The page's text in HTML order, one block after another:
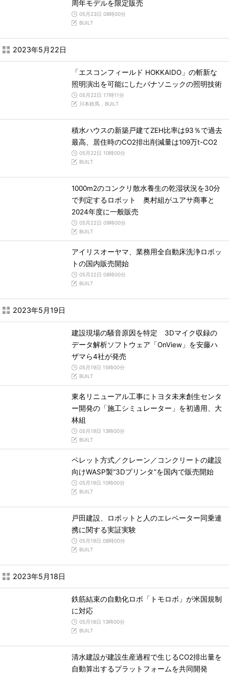
周年モデルを限定販売
05月23日 08時00分
BUILT
2023年5月22日
「エスコンフィールド HOKKAIDO」の斬新な
照明演出を可能にしたパナソニックの照明技術
05月22日 17時11分
川本鉄馬，BUILT
積水ハウスの新築戸建てZEH比率は93％で過去
最高、居住時のCO2排出削減量は109万t-CO2
05月22日 10時00分
BUILT
1000m2のコンクリ散水養生の乾湿状況を30分
で判定するロボット 奥村組がユアサ商事と
2024年度に一般販売
05月22日 09時00分
BUILT
アイリスオーヤマ、業務用全自動床洗浄ロボッ
トの国内販売開始
05月22日 08時00分
BUILT
2023年5月19日
建設現場の騒音原因を特定 3Dマイク収録の
データ解析ソフトウェア「OnView」を安藤ハ
ザマら4社が発売
05月19日 15時00分
BUILT
東名リニューアル工事にトヨタ未来創生センタ
ー開発の「施工シミュレーター」を初適用、大
林組
05月19日 13時00分
BUILT
ペレット方式／クレーン／コンクリートの建設
向けWASP製“3Dプリンタ”を国内で販売開始
05月19日 10時00分
BUILT
戸田建設、ロボットと人のエレベーター同乗連
携に関する実証実験
05月19日 08時00分
BUILT
2023年5月18日
鉄筋結束の自動化ロボ「トモロボ」が米国規制
に対応
05月18日 13時00分
BUILT
清水建設が建設生産過程で生じるCO2排出量を
自動算出するプラットフォームを共同開発